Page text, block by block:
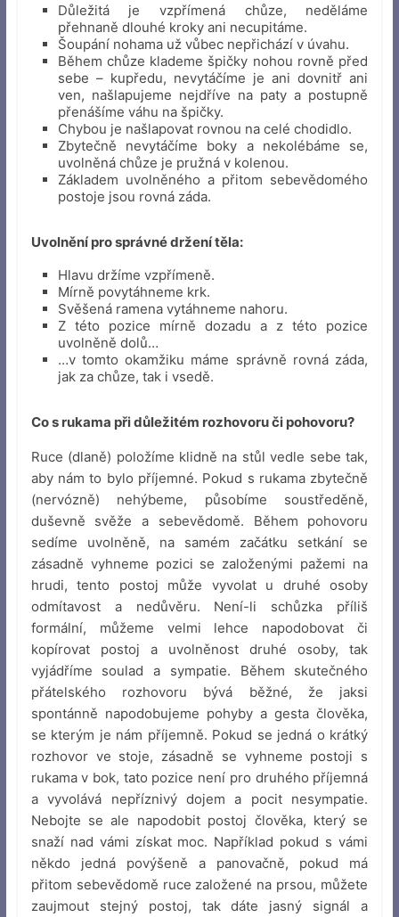
Důležitá je vzpřímená chůze, neděláme
přehnaně dlouhé kroky ani necupitáme.
Šoupání nohama už vůbec nepřichází v úvahu.
Během chůze klademe špičky nohou rovně před
sebe – kupředu, nevytáčíme je ani dovnitř ani
ven, našlapujeme nejdříve na paty a postupně
přenášíme váhu na špičky.
Chybou je našlapovat rovnou na celé chodidlo.
Zbytečně nevytáčíme boky a nekolébáme se,
uvolněná chůze je pružná v kolenou.
Základem uvolněného a přitom sebevědomého
postoje jsou rovná záda.
Uvolnění pro správné držení těla:
Hlavu držíme vzpřímeně.
Mírně povytáhneme krk.
Svěšená ramena vytáhneme nahoru.
Z této pozice mírně dozadu a z této pozice
uvolněně dolů…
…v tomto okamžiku máme správně rovná záda,
jak za chůze, tak i vsedě.
Co s rukama při důležitém rozhovoru či pohovoru?
Ruce (dlaně) položíme klidně na stůl vedle sebe tak,
aby nám to bylo příjemné. Pokud s rukama zbytečně
(nervózně) nehýbeme, působíme soustředěně,
duševně svěže a sebevědomě. Během pohovoru
sedíme uvolněně, na samém začátku setkání se
zásadně vyhneme pozici se založenými pažemi na
hrudi, tento postoj může vyvolat u druhé osoby
odmítavost a nedůvěru. Není-li schůzka příliš
formální, můžeme velmi lehce napodobovat či
kopírovat postoj a uvolněnost druhé osoby, tak
vyjádříme soulad a sympatie. Během skutečného
přátelského rozhovoru bývá běžné, že jaksi
spontánně napodobujeme pohyby a gesta člověka,
se kterým je nám příjemně. Pokud se jedná o krátký
rozhovor ve stoje, zásadně se vyhneme postoji s
rukama v bok, tato pozice není pro druhého příjemná
a vyvolává nepříznivý dojem a pocit nesympatie.
Nebojte se ale napodobit postoj člověka, který se
snaží nad vámi získat moc. Například pokud s vámi
někdo jedná povýšeně a panovačně, pokud má
přitom sebevědomě ruce založené na prsou, můžete
zaujmout stejný postoj, tak dáte jasný signál a